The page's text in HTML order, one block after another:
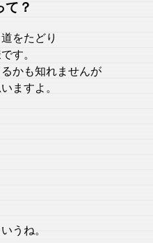
て？
をたどり
す。
かも知れませんが
ますよ。
うね。